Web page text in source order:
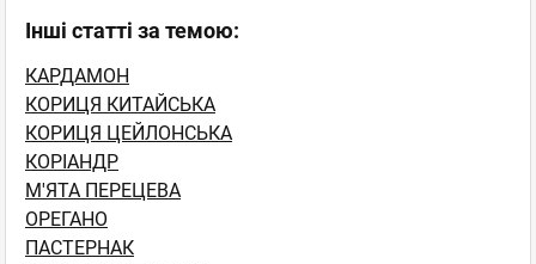
Інші статті за темою:
КАРДАМОН
КОРИЦЯ КИТАЙСЬКА
КОРИЦЯ ЦЕЙЛОНСЬКА
КОРІАНДР
М'ЯТА ПЕРЕЦЕВА
ОРЕГАНО
ПАСТЕРНАК